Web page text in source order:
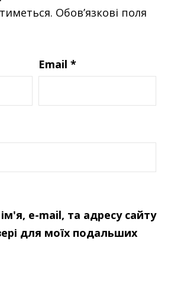
Обов’язкові поля
Email *
e-mail, та адресу сайту
для моїх подальших